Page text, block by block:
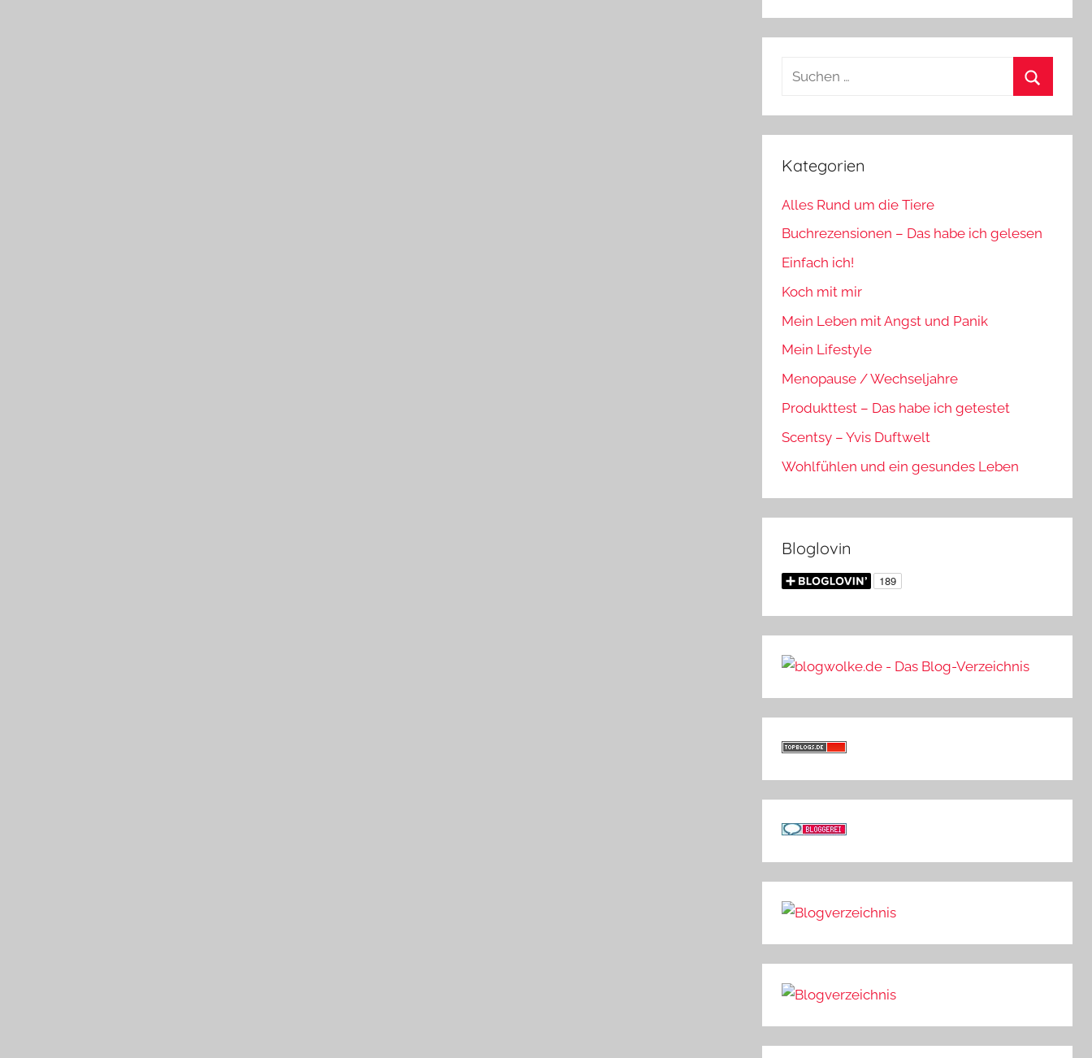
Suchen
Kategorien
Alles Rund um die Tiere
Buchrezensionen – Das habe ich gelesen
Einfach ich!
Koch mit mir
Mein Leben mit Angst und Panik
Mein Lifestyle
Menopause / Wechseljahre
Produkttest – Das habe ich getestet
Scentsy – Yvis Duftwelt
Wohlfühlen und ein gesundes Leben
Bloglovin